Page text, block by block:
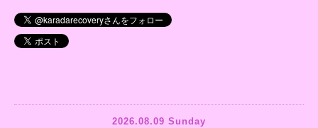
2026.08.09 Sunday